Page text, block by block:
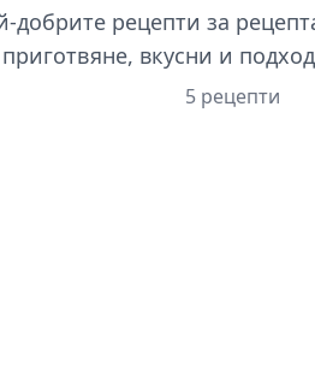
добрите рецепти за
приготвяне, вкусни и
5 рецепти